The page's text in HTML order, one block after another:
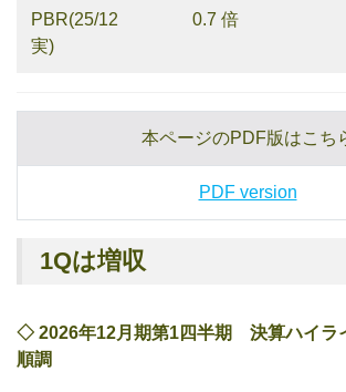
PBR(25/12
実)
0.7 倍
本ページのPDF版はこち
PDF version
1Qは増収
◇ 2026年12月 期第1四半期 決算ハイラ
順調